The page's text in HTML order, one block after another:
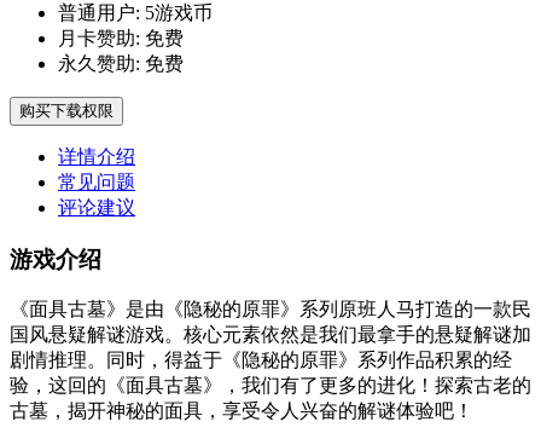
普通用户: 5游戏币
月卡赞助: 免费
永久赞助: 免费
购买下载权限
详情介绍
常见问题
评论建议
游戏介绍
《面具古墓》是由《隐秘的原罪》系列原班人马打造的一款民
国风悬疑解谜游戏。核心元素依然是我们最拿手的悬疑解谜加
剧情推理。同时，得益于《隐秘的原罪》系列作品积累的经
验，这回的《面具古墓》，我们有了更多的进化！探索古老的
古墓，揭开神秘的面具，享受令人兴奋的解谜体验吧！